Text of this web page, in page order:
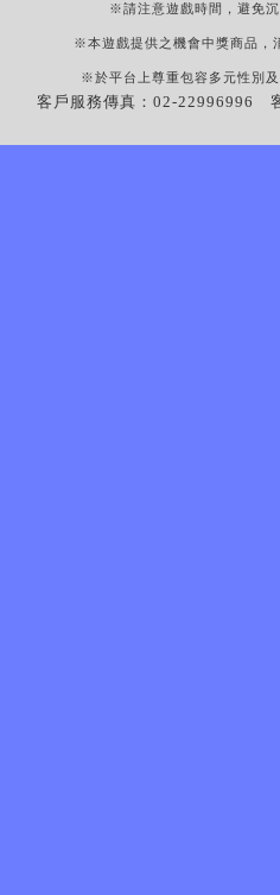
※請注意遊戲時間，避免
※本遊戲提供之機會中獎商品，
※於平台上尊重包容多元性別
客戶服務傳真：02-22996996